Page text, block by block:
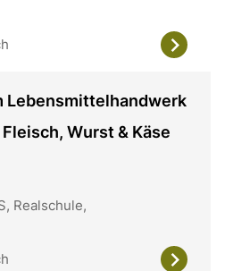
Lebensmittelhandwerk
Wurst & Käse
Realschule,